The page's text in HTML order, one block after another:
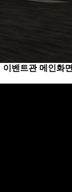
벤트관 메인화면